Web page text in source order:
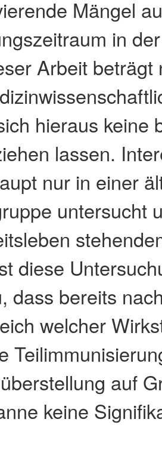
Mängel
in
Arbeit beträgt
hieraus keine
lassen.
nur in einer
untersucht
diese
dass bereits
welcher
auf
keine